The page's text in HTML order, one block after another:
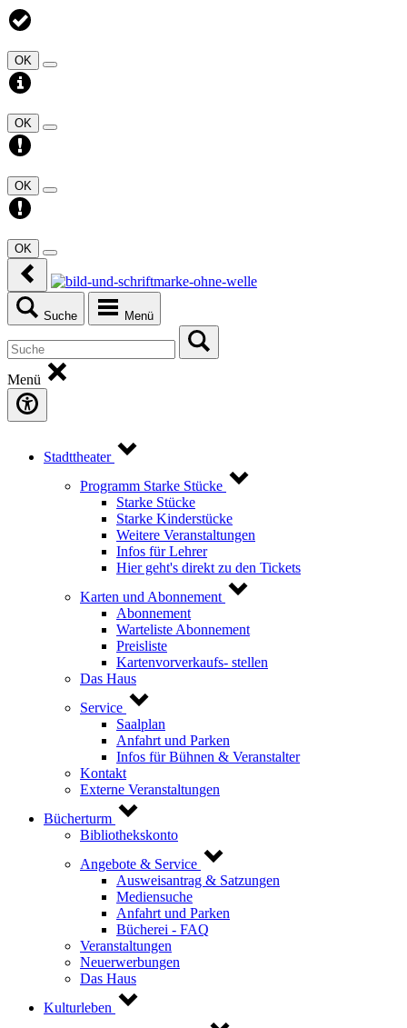
OK
OK
OK
OK
Suche Menü
Menü
Stadttheater
Programm Starke Stücke
Starke Stücke
Starke Kinderstücke
Weitere Veranstaltungen
Infos für Lehrer
Hier geht's direkt zu den Tickets
Karten und Abonnement
Abonnement
Warteliste Abonnement
Preisliste
Kartenvorverkaufs- stellen
Das Haus
Service
Saalplan
Anfahrt und Parken
Infos für Bühnen & Veranstalter
Kontakt
Externe Veranstaltungen
Bücherturm
Bibliothekskonto
Angebote & Service
Ausweisantrag & Satzungen
Mediensuche
Anfahrt und Parken
Bücherei - FAQ
Veranstaltungen
Neuerwerbungen
Das Haus
Kulturleben